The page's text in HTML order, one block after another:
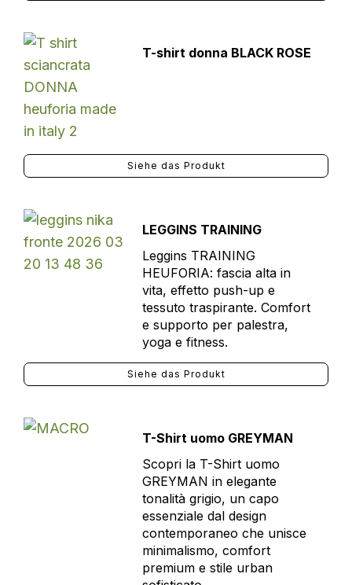
T-shirt donna BLACK ROSE
Siehe das Produkt
LEGGINS TRAINING
Leggins TRAINING
HEUFORIA: fascia alta in
vita, effetto push-up e
tessuto traspirante. Comfort
e supporto per palestra,
yoga e fitness.
Siehe das Produkt
T-Shirt uomo GREYMAN
Scopri la T-Shirt uomo
GREYMAN in elegante
tonalità grigio, un capo
essenziale dal design
contemporaneo che unisce
minimalismo, comfort
premium e stile urban